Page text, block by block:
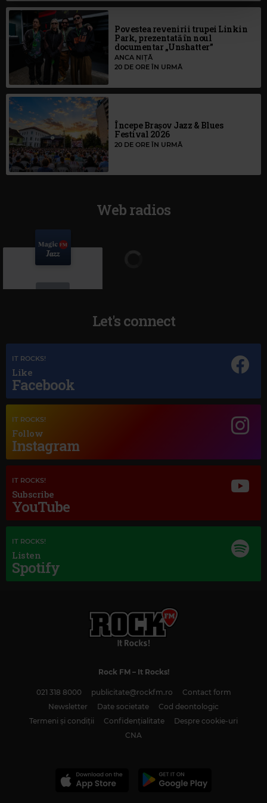
Povestea revenirii trupei Linkin
Park, prezentată în noul
documentar „Unshatter”
ANCA NIȚĂ
20 DE ORE ÎN URMĂ
Începe Brașov Jazz & Blues
Festival 2026
20 DE ORE ÎN URMĂ
Web radios
Magic Jazz
NORAH JONES SUNRISE
AIDA: TRIUMPHAL MARCH
Let's connect
IT ROCKS!
Like
Facebook
IT ROCKS!
Follow
Instagram
IT ROCKS!
Subscribe
YouTube
IT ROCKS!
Listen
Spotify
Rock FM– It Rocks!
021 318 8000 publicitate@rockfm.ro
Contact form
Newsletter
Date societate
Cod deontologic
Termeni și condiții
Confidențialitate
Despre cookie-uri
CNA